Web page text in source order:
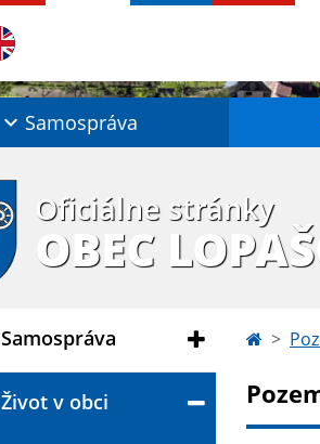
Samospráva
Oficiálne stránky
OBEC
Samospráva
Život v obci